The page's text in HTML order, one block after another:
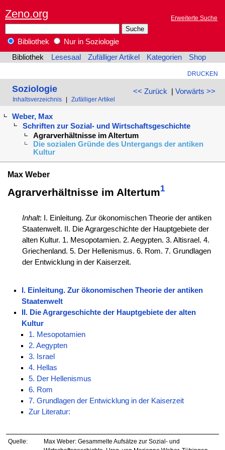
Zeno.org Erweiterte Suche
Bibliothek
Nur in Soziologie
Bibliothek
Lesesaal Zufälliger Artikel Kategorien Shop
DRUCKEN
<< Zurück | Vorwärts >>
Soziologie
Inhaltsverzeichnis Zufälliger Artikel
Weber, Max
Schriften zur Sozial- und Wirtschaftsgeschichte
Agrarverhältnisse im Altertum
Die sozialen Gründe des Untergangs der antiken
Kultur
Max Weber
Agrarverhältnisse im Altertum1
Inhalt: I. Einleitung. Zur ökonomischen Theorie der antiken
Staatenwelt. II. Die Agrargeschichte der Hauptgebiete der
alten Kultur. 1. Mesopotamien. 2. Aegypten. 3. Altisrael. 4.
Griechenland. 5. Der Hellenismus. 6. Rom. 7. Grundlagen
der Entwicklung in der Kaiserzeit.
I. Einleitung. Zur ökonomischen Theorie der antiken
Staatenwelt
II. Die Agrargeschichte der Hauptgebiete der alten
Kultur
1. Mesopotamien
2. Aegypten
3. Israel
4. Hellas
5. Der Hellenismus
6. Rom
7. Grundlagen der Entwicklung in der Kaiserzeit
Zur Literatur:
Quelle:
Max Weber: Gesammelte Aufsätze zur Sozial- und